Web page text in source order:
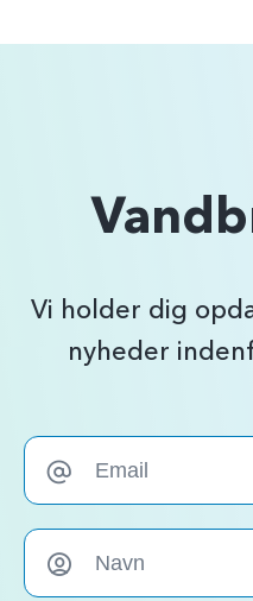
Vi holder dig
nyheder